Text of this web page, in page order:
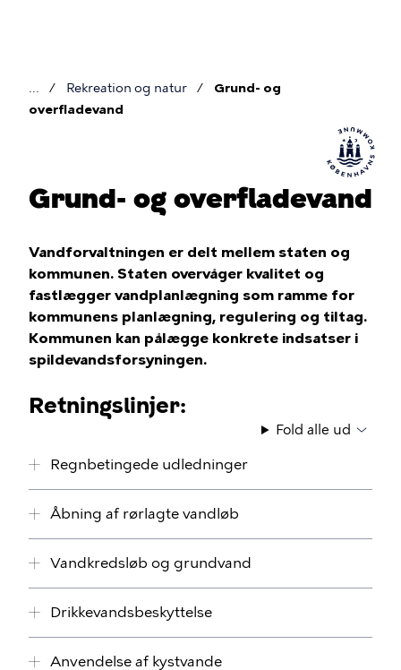
Brødkrumme
Rekreation og natur
Grund- og
overfladevand
Grund- og overfladevand
Vandforvaltningen er delt mellem staten og
kommunen. Staten overvåger kvalitet og
fastlægger vandplanlægning som ramme for
kommunens planlægning, regulering og tiltag.
Kommunen kan pålægge konkrete indsatser i
spildevandsforsyningen.
Retningslinjer:
Fold alle ud
Regnbetingede udledninger
Åbning af rørlagte vandløb
Vandkredsløb og grundvand
Drikkevandsbeskyttelse
Anvendelse af kystvande